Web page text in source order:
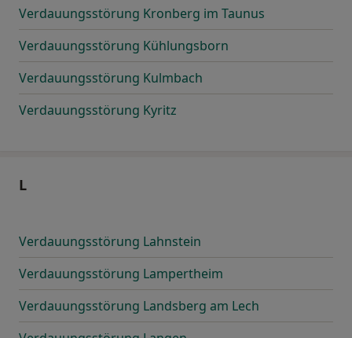
Verdauungsstörung Kronberg im Taunus
Verdauungsstörung Kühlungsborn
Verdauungsstörung Kulmbach
Verdauungsstörung Kyritz
L
Verdauungsstörung Lahnstein
Verdauungsstörung Lampertheim
Verdauungsstörung Landsberg am Lech